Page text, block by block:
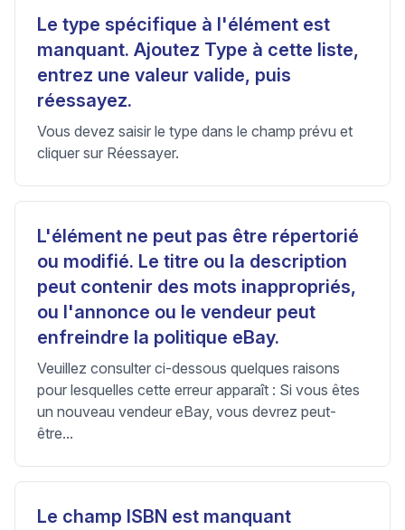
Le type spécifique à l'élément est
manquant. Ajoutez Type à cette liste,
entrez une valeur valide, puis
réessayez.
Vous devez saisir le type dans le champ prévu et
cliquer sur Réessayer.
L'élément ne peut pas être répertorié
ou modifié. Le titre ou la description
peut contenir des mots inappropriés,
ou l'annonce ou le vendeur peut
enfreindre la politique eBay.
Veuillez consulter ci-dessous quelques raisons
pour lesquelles cette erreur apparaît : Si vous êtes
un nouveau vendeur eBay, vous devrez peut-
être...
Le champ ISBN est manquant